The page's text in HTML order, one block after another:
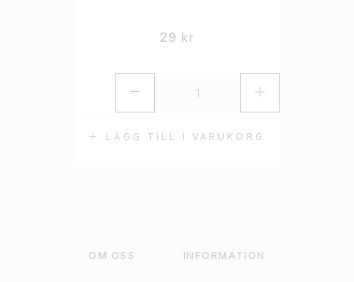
LÄGG TILL I VARUKORG
29 kr
OM OSS INFORMATION